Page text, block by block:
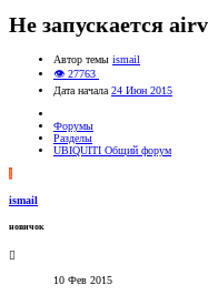
Не запускается
Автор темы ismail
👁 27763
Дата начала 24 Июн 2015
Форумы
Разделы
UBIQUITI Общий форум
I
ismail
новичок
10 Фев 2015